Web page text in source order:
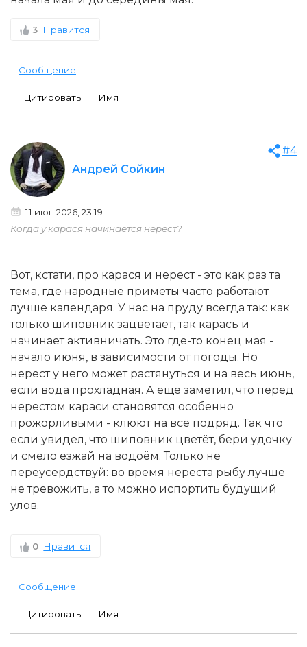
3 Нравится
Сообщение
Цитировать Имя
Андрей Сойкин
#4
11 июн 2026, 23:19
Когда у карася начинается нерест?
Вот, кстати, про карася и нерест - это как раз та
тема, где народные приметы часто работают
лучше календаря. У нас на пруду всегда так: как
только шиповник зацветает, так карась и
начинает активничать. Это где-то конец мая -
начало июня, в зависимости от погоды. Но
нерест у него может растянуться и на весь июнь,
если вода прохладная. А ещё заметил, что перед
нерестом караси становятся особенно
прожорливыми - клюют на всё подряд. Так что
если увидел, что шиповник цветёт, бери удочку
и смело езжай на водоём. Только не
переусердствуй: во время нереста рыбу лучше
не тревожить, а то можно испортить будущий
улов.
0 Нравится
Сообщение
Цитировать Имя